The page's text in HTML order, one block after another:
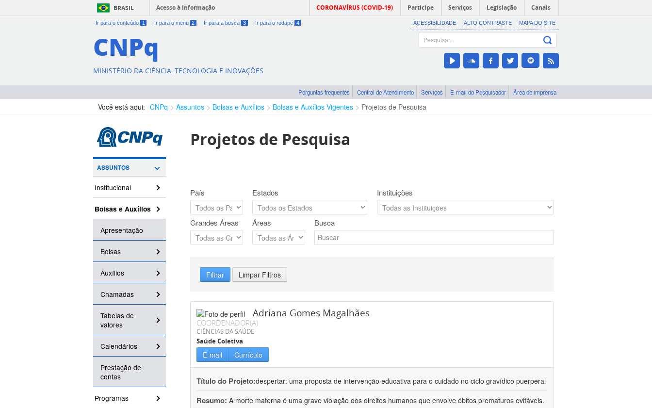
BRASIL Acesso à informação CORONAVÍRUS (COVID-19) Participe Serviços Legislação Canais
Ir para o conteúdo 1 Ir para o menu 2 Ir para a busca 3 Ir para o rodapé 4 ACESSIBILIDADE ALTO CONTRASTE MAPA DO SITE
CNPq
MINISTÉRIO DA CIÊNCIA, TECNOLOGIA E INOVAÇÕES
Perguntas frequentes Central de Atendimento Serviços E-mail do Pesquisador Área de imprensa
Você está aqui: CNPq Assuntos Bolsas e Auxílios Bolsas e Auxílios Vigentes Projetos de Pesquisa
ASSUNTOS
Institucional
Bolsas e Auxílios
Apresentação
Bolsas
Auxílios
Chamadas
Tabelas de
valores
Calendários
Prestação de
contas
Programas
Projetos de Pesquisa
País Estados Instituições
Grandes Áreas Áreas Busca
Filtrar Limpar Filtros
Adriana Gomes Magalhães
COORDENADOR(A)
CIÊNCIAS DA SAÚDE
Saúde Coletiva
E-mail Currículo
Título do Projeto:despertar: uma proposta de intervenção educativa para o cuidado no ciclo gravídico puerperal
Resumo: A morte materna é uma grave violação dos direitos humanos que envolve óbitos prematuros evitáveis.